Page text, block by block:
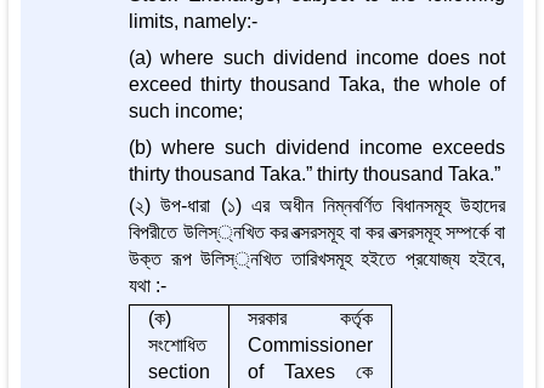
limits, namely:-
(a) where such dividend income does not
exceed thirty thousand Taka, the whole of
such income;
(b) where such dividend income exceeds
thirty thousand Taka.” thirty thousand Taka.”
(২) উপ-ধারা (১) এর অধীন নিম্নবর্ণিত বিধানসমূহ উহাদের
বিপরীতে উলিস্্নখিত কর বত্সরসমূহ বা কর বত্সরসমূহ সম্পর্কে বা
উক্ত রূপ উলিস্্নখিত তারিখসমূহ হইতে প্রযোজ্য হইবে,
যথা :-
(ক)
সংশোধিত
section
সরকার কর্তৃক
Commissioner
of Taxes কে